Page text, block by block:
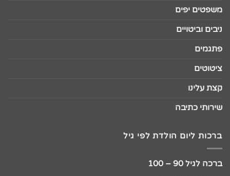
משפטים יפים
ניבים וביטויים
פתגמים
ציטוטים
קצת עלינו
שירותי כתיבה
ברכות ליום הולדת לפי גיל
ברכה לגיל 90 – 100